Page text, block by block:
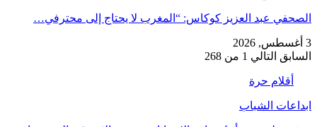
الصحفي عبد العزيز كوكاس: “المغرب لا يحتاج إلى محترفي…
3 أغسطس, 2026
السابق التالي 1 من 268
أقلام حرة
ابداعات الشباب